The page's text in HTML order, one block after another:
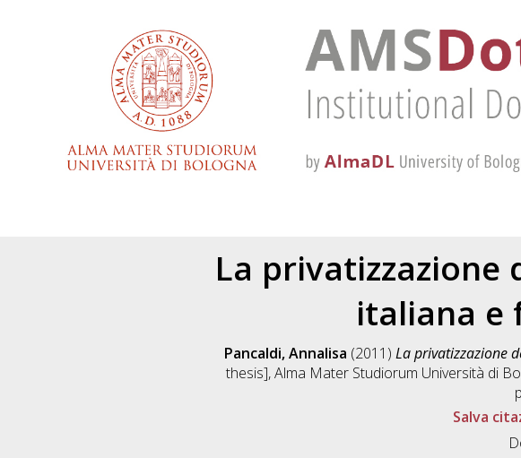
La privatizzazione
italiana e
Pancaldi, Annalisa (2011) La privatizzazione
thesis], Alma Mater Studiorum Università di
Salva